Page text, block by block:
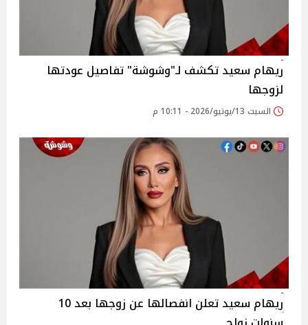
ريهام سعيد تكشف لـ"وشوشة" تفاصيل عودتها
لزوجها
السبت 13/يونيو/2026 - 10:11 م
ريهام سعيد تعلن انفصالها عن زوجها بعد 10